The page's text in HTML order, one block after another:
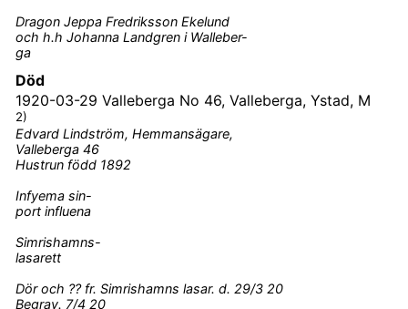
Dragon Jeppa Fredriksson Ekelund
och h.h Johanna Landgren i Walleber-
ga
Död
1920-03-29 Valleberga No 46, Valleberga, Ystad, M
2)
Edvard Lindström, Hemmansägare,
Valleberga 46
Hustrun född 1892
Infyema sin-
port influena
Simrishamns-
lasarett
Dör och ?? fr. Simrishamns lasar. d. 29/3 20
Begrav. 7/4 20